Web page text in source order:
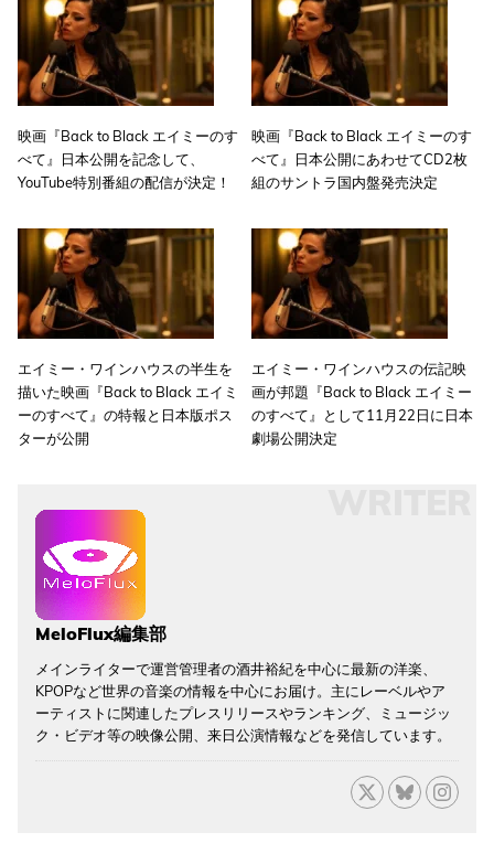
映画『Back to Black エイミーのす
べて』日本公開を記念して、
YouTube特別番組の配信が決定！
映画『Back to Black エイミーのす
べて』日本公開にあわせてCD2枚
組のサントラ国内盤発売決定
エイミー・ワインハウスの半生を
描いた映画『Back to Black エイミ
ーのすべて』の特報と日本版ポス
ターが公開
エイミー・ワインハウスの伝記映
画が邦題『Back to Black エイミー
のすべて』として11月22日に日本
劇場公開決定
MeloFlux編集部
メインライターで運営管理者の酒井裕紀を中心に最新の洋楽、
KPOPなど世界の音楽の情報を中心にお届け。主にレーベルやア
ーティストに関連したプレスリリースやランキング、ミュージッ
ク・ビデオ等の映像公開、来日公演情報などを発信しています。